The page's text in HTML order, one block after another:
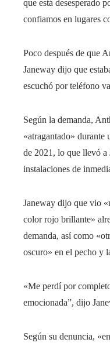
que está desesperado
confiamos en lugares
Poco después de que
Janeway dijo que
escuchó por teléfono
Según la demanda,
«atragantado» durante
de 2021, lo que llevó a
instalaciones de
Janeway dijo que vio
color rojo brillante»
demanda, así como
oscuro» en el pecho y
«Me perdí por
emocionada”, dijo
Según su denuncia,